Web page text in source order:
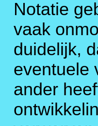
Notatie
vaak
duidelijk,
eventuele
ander